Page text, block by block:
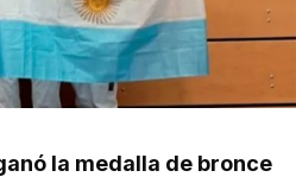
la medalla de bronce